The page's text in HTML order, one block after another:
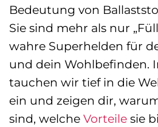
Bedeutung von
Sie sind mehr als nur
wahre Superhelden für
und dein Wohlbefinden.
tauchen wir tief in die
ein und zeigen dir,
sind, welche Vorteile sie